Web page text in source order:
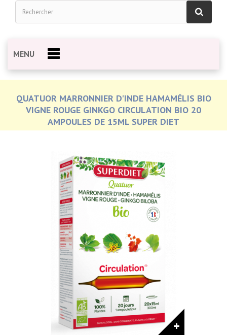
MENU
QUATUOR MARRONNIER D'INDE HAMAMÉLIS BIO
VIGNE ROUGE GINKGO CIRCULATION BIO 20
AMPOULES DE 15ML SUPER DIET